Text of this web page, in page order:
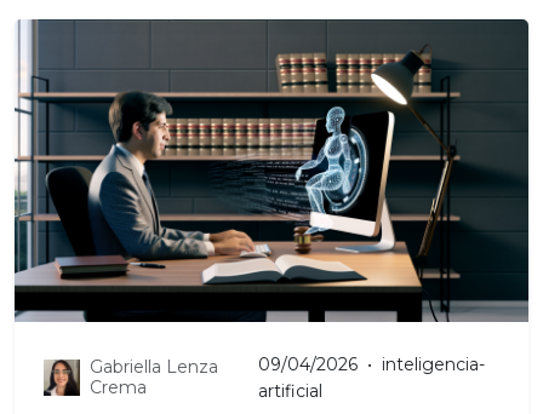
Gabriella Lenza
Crema
09/04/2026 • inteligencia-
artificial